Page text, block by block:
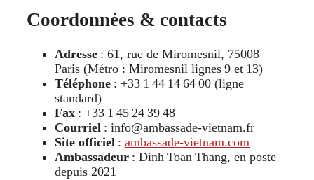
Coordonnées & contacts
Adresse : 61, rue de Miromesnil, 75008
Paris (Métro : Miromesnil lignes 9 et 13)
Téléphone : +33 1 44 14 64 00 (ligne
standard)
Fax : +33 1 45 24 39 48
Courriel : info@ambassade-vietnam.fr
Site officiel : ambassade-vietnam.com
Ambassadeur : Dinh Toan Thang, en poste
depuis 2021